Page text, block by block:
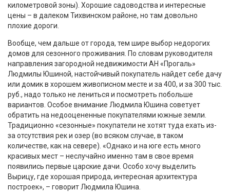
километровой зоны). Хорошие садоводства и интересные
цены – в далеком Тихвинском районе, но там довольно
плохие дороги.
Вообще, чем дальше от города, тем шире выбор недорогих
домов для сезонного проживания. По словам руководителя
направления загородной недвижимости АН «Прогаль»
Людмилы Юшиной, настойчивый покупатель найдет себе дачу
или домик в хорошем живописном месте и за 400, и за 300 тыс.
руб., надо только не лениться и посмотреть побольше
вариантов. Особое внимание Людмила Юшина советует
обратить на недооцененные покупателями южные земли.
Традиционно «сезонные» покупатели не хотят туда ехать из-
за отсутствия рек и озер (во всяком случае, в таком
количестве, как на севере). «Однако и на юге есть много
красивых мест – неслучайно именно там в свое время
появились первые царские дачи. Особо хочу выделить
Вырицу, где хорошая природа, интересная архитектура
построек», – говорит Людмила Юшина.